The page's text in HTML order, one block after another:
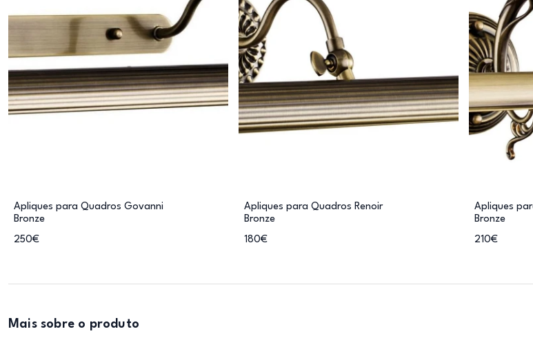
Apliques para Quadros Govanni
Bronze
250€
Apliques para Quadros Renoir
Bronze
180€
Apliques
Bronze
210€
Mais sobre o produto